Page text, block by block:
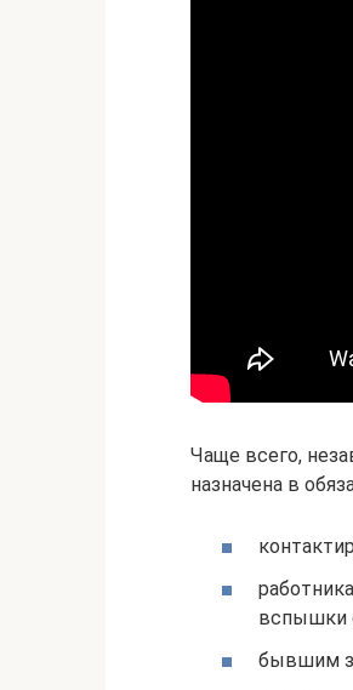
Чаще всего,
назначена в
вспышки
бывшим